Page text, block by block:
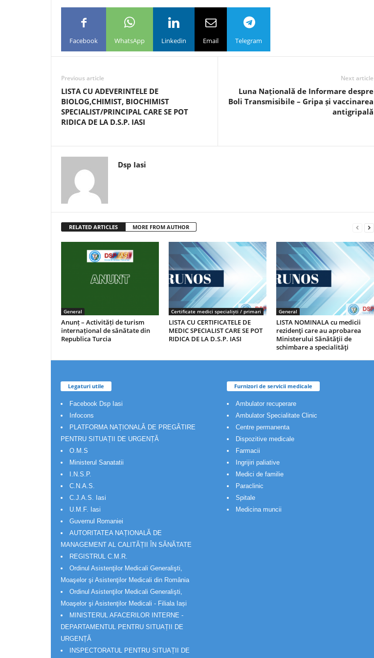
Facebook WhatsApp Linkedin Email Telegram
Previous article
LISTA CU ADEVERINTELE DE
BIOLOG,CHIMIST, BIOCHIMIST
SPECIALIST/PRINCIPAL CARE SE POT
RIDICA DE LA D.S.P. IASI
Next article
Luna Națională de Informare despre
Boli Transmisibile – Gripa și vaccinarea
antigripală
Dsp Iasi
RELATED ARTICLES MORE FROM AUTHOR
General
Anunț – Activități de turism
internațional de sănătate din
Republica Turcia
Certificate medici specialiști / primari
LISTA CU CERTIFICATELE DE
MEDIC SPECIALIST CARE SE POT
RIDICA DE LA D.S.P. IASI
General
LISTA NOMINALA cu medicii
rezidenţi care au aprobarea
Ministerului Sănătăţii de
schimbare a specialităţi
Legaturi utile
Facebook Dsp Iasi
Infocons
PLATFORMA NAȚIONALĂ DE PREGĂTIRE
PENTRU SITUAȚII DE URGENȚĂ
O.M.S
Ministerul Sanatatii
I.N.S.P.
C.N.A.S.
C.J.A.S. Iasi
U.M.F. Iasi
Guvernul Romaniei
AUTORITATEA NAȚIONALĂ DE
MANAGEMENT AL CALITĂȚII ÎN SĂNĂTATE
REGISTRUL C.M.R.
Ordinul Asistenţilor Medicali Generalişti,
Moaşelor şi Asistenţilor Medicali din România
Ordinul Asistenţilor Medicali Generalişti,
Moaşelor şi Asistenţilor Medicali - Filiala Iași
MINISTERUL AFACERILOR INTERNE -
DEPARTAMENTUL PENTRU SITUAȚII DE
URGENȚĂ
INSPECTORATUL PENTRU SITUAȚII DE
Furnizori de servicii medicale
Ambulator recuperare
Ambulator Specialitate Clinic
Centre permanenta
Dispozitive medicale
Farmacii
Ingrijiri paliative
Medici de familie
Paraclinic
Spitale
Medicina muncii